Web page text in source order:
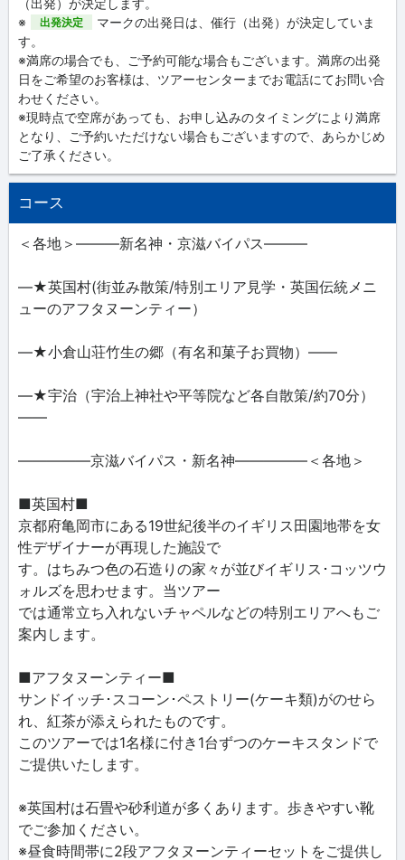
※
出発決定
マークの出発日は、催行（出発）が決定していま
す。
※満席の場合でも、ご予約可能な場合もございます。満席の出発
日をご希望のお客様は、ツアーセンターまでお電話にてお問い合
わせください。
※現時点で空席があっても、お申し込みのタイミングにより満席
となり、ご予約いただけない場合もございますので、あらかじめ
ご了承ください。
コース
＜各地＞―――新名神・京滋バイパス―――
―★英国村(街並み散策/特別エリア見学・英国伝統メニ
ューのアフタヌーンティー）
―★小倉山荘竹生の郷（有名和菓子お買物）――
―★宇治（宇治上神社や平等院など各自散策/約70分）
――
―――――京滋バイパス・新名神―――――＜各地＞
■英国村■
京都府亀岡市にある19世紀後半のイギリス田園地帯を女
性デザイナーが再現した施設で
す。はちみつ色の石造りの家々が並びイギリス･コッツウ
ォルズを思わせます。当ツアー
では通常立ち入れないチャペルなどの特別エリアへもご
案内します。
■アフタヌーンティー■
サンドイッチ･スコーン･ペストリー(ケーキ類)がのせら
れ、紅茶が添えられたものです。
このツアーでは1名様に付き1台ずつのケーキスタンドで
ご提供いたします。
※英国村は石畳や砂利道が多くあります。歩きやすい靴
でご参加ください。
※昼食時間帯に2段アフタヌーンティーセットをご提供し